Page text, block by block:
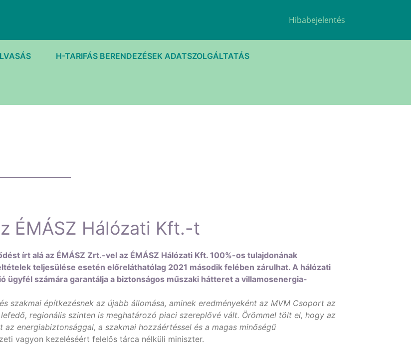
Hibabejelentés
H-TARIFÁS BERENDEZÉSEK ADATSZOLGÁLTATÁS
ÉMÁSZ Hálózati Kft.-t
írt alá az ÉMÁSZ Zrt.-vel az ÉMÁSZ Hálózati Kft. 100%-os tulajdonának
teljesülése esetén előreláthatólag 2021 második felében zárulhat. A hálózati
ügyfél számára garantálja a biztonságos műszaki hátteret a villamosenergia-
szakmai építkezésnek az újabb állomása, aminek eredményeként az MVM Csoport az
regionális szinten is meghatározó piaci szereplővé vált. Örömmel tölt el, hogy az
energiabiztonsággal, a szakmai hozzáértéssel és a magas minőségű
vagyon kezeléséért felelős tárca nélküli miniszter.